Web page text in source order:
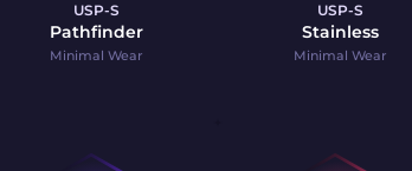
USP-S
Pathfinder
Minimal Wear
USP-S
Stainless
Minimal Wear